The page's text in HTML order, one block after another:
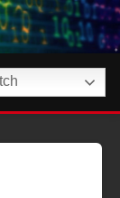
muziek